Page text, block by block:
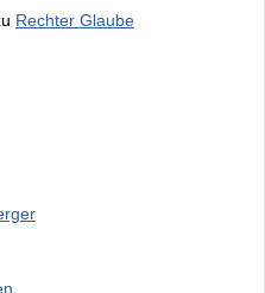
Rechter Glaube